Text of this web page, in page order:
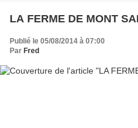
LA FERME DE MONT
Publié le 05/08/2014 à 07:00
Par Fred